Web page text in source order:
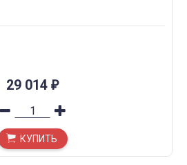
29 014 ₽
КУПИТЬ